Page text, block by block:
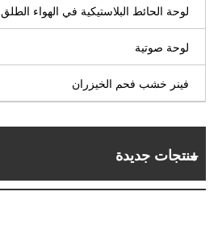
لوحة الحائط البلاستيكية في الهواء الطلق
لوحة صوتية
فينر خشب فحم الخيزران
منتجات جديدة